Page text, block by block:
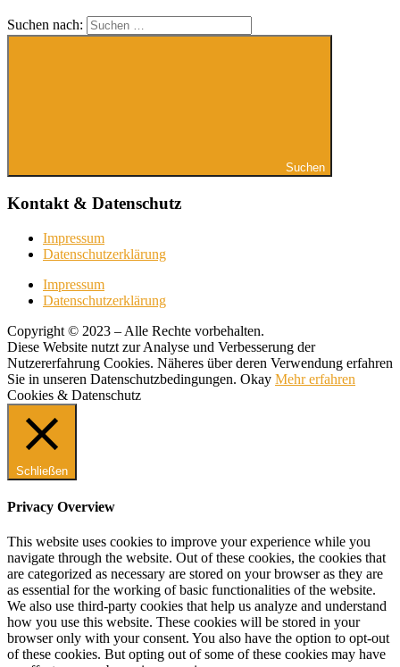
Suchen nach:
Suchen
Kontakt & Datenschutz
Impressum
Datenschutzerklärung
Impressum
Datenschutzerklärung
Copyright © 2023 – Alle Rechte vorbehalten.
Diese Website nutzt zur Analyse und Verbesserung der
Nutzererfahrung Cookies. Näheres über deren Verwendung erfahren
Sie in unseren Datenschutzbedingungen. Okay Mehr erfahren
Cookies & Datenschutz
Schließen
Privacy Overview
This website uses cookies to improve your experience while you
navigate through the website. Out of these cookies, the cookies that
are categorized as necessary are stored on your browser as they are
as essential for the working of basic functionalities of the website.
We also use third-party cookies that help us analyze and understand
how you use this website. These cookies will be stored in your
browser only with your consent. You also have the option to opt-out
of these cookies. But opting out of some of these cookies may have